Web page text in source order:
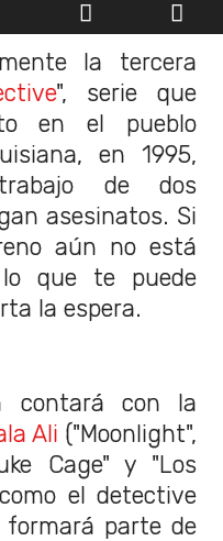
la tercera
", serie que
en el pueblo
en 1995,
de dos
asesinatos. Si
aún no está
que te puede
la espera.
contará con la
Ali ("Moonlight",
Cage" y "Los
el detective
formará parte de